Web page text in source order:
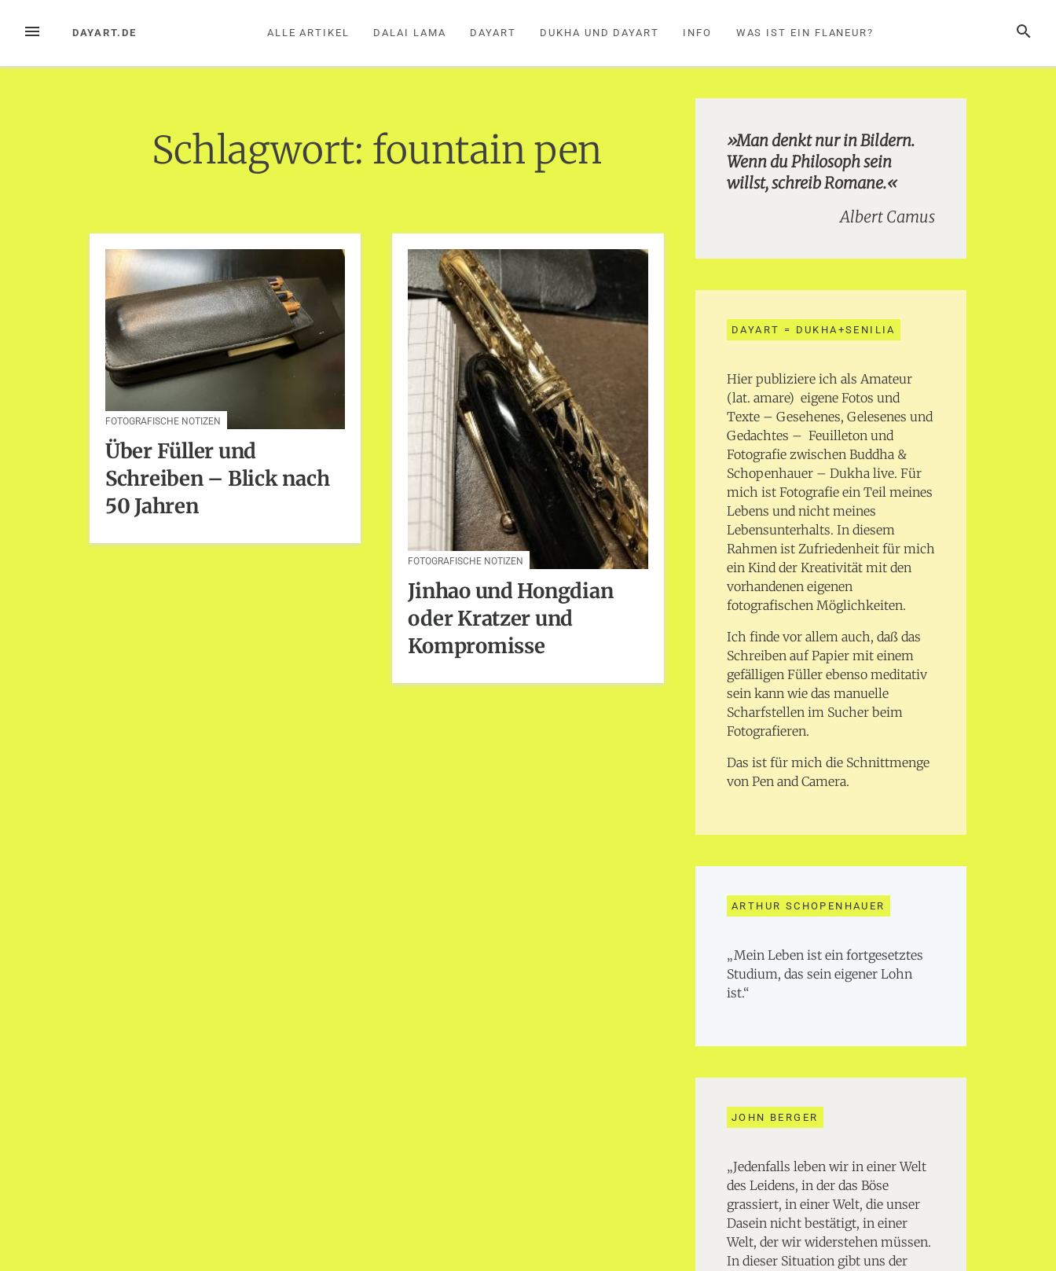
InhaltMENÜ SUCHE
DAYART.DE ALLE ARTIKEL DALAI LAMA DAYART DUKHA UND DAYART INFO WAS IST EIN FLANEUR?
Schlagwort: fountain pen
FOTOGRAFISCHE NOTIZEN
Über Füller und
Schreiben – Blick nach
50 Jahren
FOTOGRAFISCHE NOTIZEN
Jinhao und Hongdian
oder Kratzer und
Kompromisse
»Man denkt nur in Bildern.
Wenn du Philosoph sein
willst, schreib Romane.«
Albert Camus
DAYART = DUKHA+SENILIA
Hier publiziere ich als Amateur
(lat. amare) eigene Fotos und
Texte – Gesehenes, Gelesenes und
Gedachtes – Feuilleton und
Fotografie zwischen Buddha &
Schopenhauer – Dukha live. Für
mich ist Fotografie ein Teil meines
Lebens und nicht meines
Lebensunterhalts. In diesem
Rahmen ist Zufriedenheit für mich
ein Kind der Kreativität mit den
vorhandenen eigenen
fotografischen Möglichkeiten.
Ich finde vor allem auch, daß das
Schreiben auf Papier mit einem
gefälligen Füller ebenso meditativ
sein kann wie das manuelle
Scharfstellen im Sucher beim
Fotografieren.
Das ist für mich die Schnittmenge
von Pen and Camera.
ARTHUR SCHOPENHAUER
„Mein Leben ist ein fortgesetztes
Studium, das sein eigener Lohn
ist.“
JOHN BERGER
„Jedenfalls leben wir in einer Welt
des Leidens, in der das Böse
grassiert, in einer Welt, die unser
Dasein nicht bestätigt, in einer
Welt, der wir widerstehen müssen.
In dieser Situation gibt uns der